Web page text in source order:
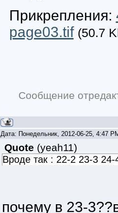
Прикрепления:
page03.tif (50.7
Сообщение
Дата: Понедельник, 2012-06-25, 4:47
Quote (yeah11)
Вроде так : 22-2 23-3 24-
почему в 23-